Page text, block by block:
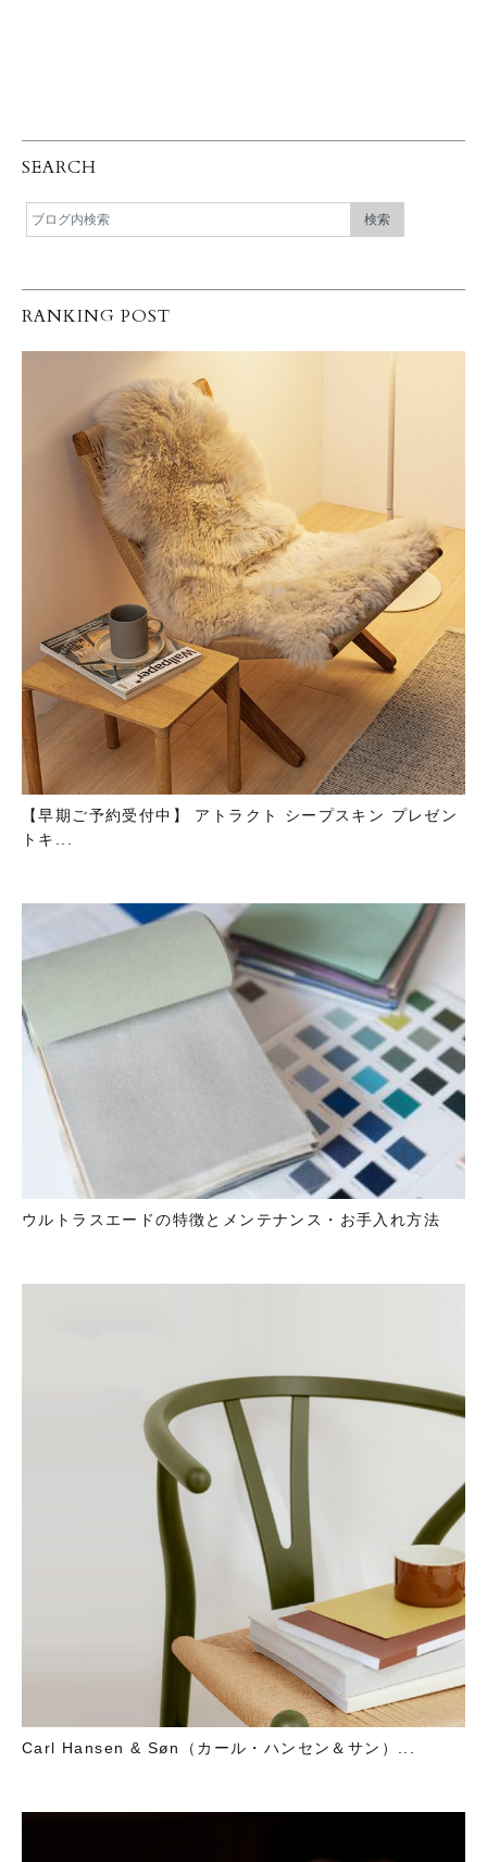
SEARCH
RANKING POST
【早期ご予約受付中】 アトラクト シープスキン プレゼン
トキ...
ウルトラスエードの特徴とメンテナンス・お手入れ方法
Carl Hansen & Søn（カール・ハンセン＆サン）...